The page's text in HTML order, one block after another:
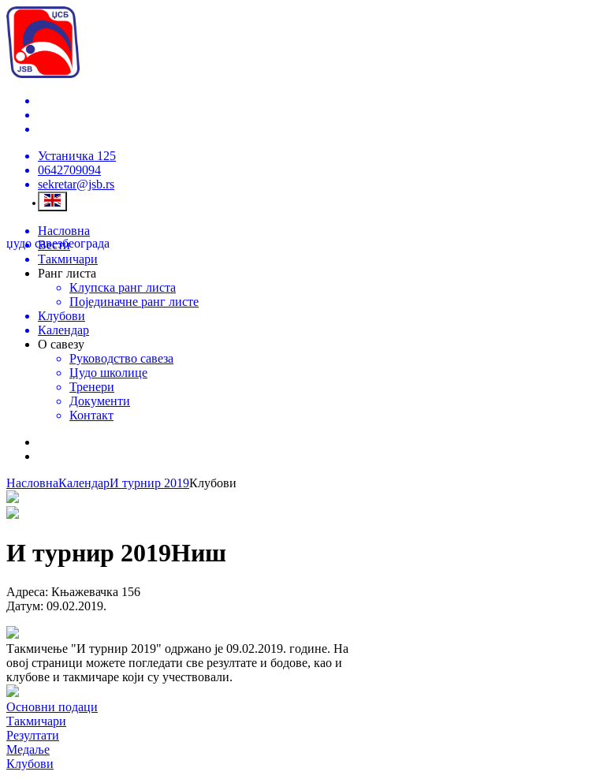
Устаничка 125
0642709094
sekretar@jsb.rs
џудо савезбеограда
Насловна
Вести
Такмичари
Ранг листа
Клупска ранг листа
Појединачне ранг листе
Клубови
Календар
О савезу
Руководство савеза
Џудо школице
Тренери
Документи
Контакт
НасловнаКалендарИ турнир 2019Клубови
И турнир 2019Ниш
Адреса: Књажевачка 156
Датум: 09.02.2019.
Такмичење "И турнир 2019" одржано је 09.02.2019. године. На
овој страници можете погледати све резултате и бодове, као и
клубове и такмичаре који су учествовали.
Основни подаци
Такмичари
Резултати
Медаље
Клубови